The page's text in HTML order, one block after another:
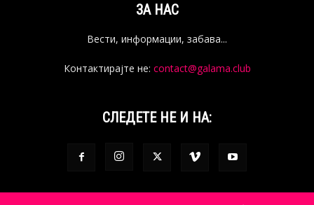
ЗА НАС
Вести, информации, забава...
Контактирајте не: contact@galama.club
СЛЕДЕТЕ НЕ И НА: